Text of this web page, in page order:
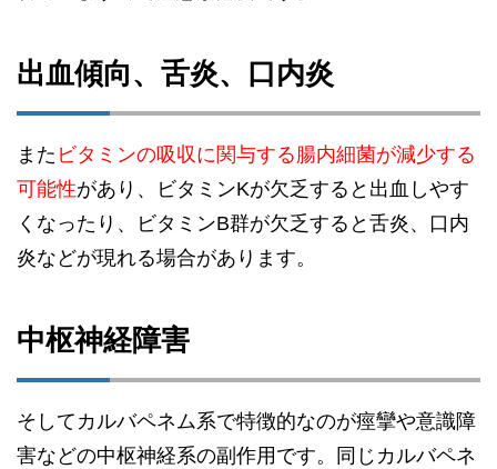
出血傾向、舌炎、口内炎
また ビタミンの吸収に関与する腸内細菌が減少する
可能性があり、ビタミンKが欠乏すると出血しやす
くなったり、ビタミンB群が欠乏すると舌炎、口内
炎などが現れる場合があります。
中枢神経障害
そしてカルバペネム系で特徴的なのが痙攣や意識障
害などの中枢神経系の副作用です。同じカルバペネ